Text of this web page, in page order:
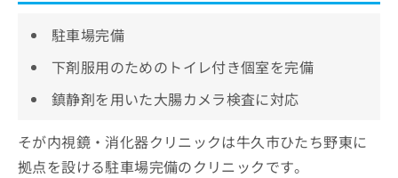
駐車場完備
下剤服用のためのトイレ付き個室を完備
鎮静剤を用いた大腸カメラ検査に対応
そが内視鏡・消化器クリニックは牛久市ひたち野東に
拠点を設ける駐車場完備のクリニックです。